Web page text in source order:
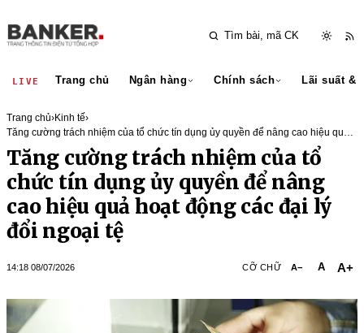
LIVE Trang chủ Ngân hàng Chính sách Lãi suất &
Trang chủ›Kinh tế›
Tăng cường trách nhiệm của tổ chức tín dụng ủy quyền để nâng cao hiệu quả
hoạt động các đại lý đổi ngoại tệ
Tăng cường trách nhiệm của tổ
chức tín dụng ủy quyền để nâng
cao hiệu quả hoạt động các đại lý
đổi ngoại tệ
14:18 08/07/2026 CỠ CHỮ A− A A+